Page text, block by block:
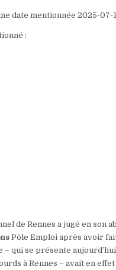
date mentionnée 2025-07-
:
de Rennes a jugé en son
Pôle Emploi après avoir
– qui se présente
à Rennes – avait en